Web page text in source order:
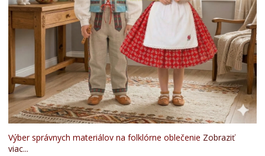
Výber správnych materiálov na folklórne oblečenie Zobraziť
viac...